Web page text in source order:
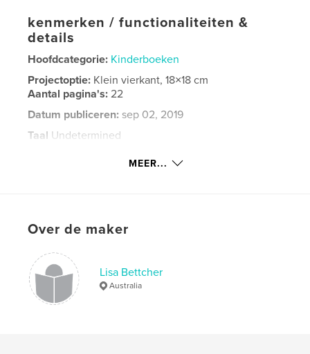
kenmerken / functionaliteiten &
details
Hoofdcategorie: Kinderboeken
Projectoptie: Klein vierkant, 18×18 cm
Aantal pagina's:22
Datum publiceren: sep 02, 2019
Taal Undetermined
MEER...
Over de maker
Lisa Bettcher
Australia